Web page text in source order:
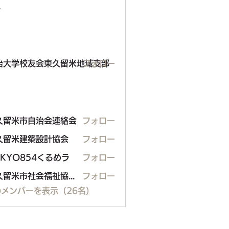
校友会東久留米地域支部
大学校友会東久留米地域支部
フォロー
市自治会連絡会
留米市自治会連絡会 フォロー
建築設計協会
留米建築設計協会 フォロー
くるめラ フォロー
東久留米市社会福祉協議会
フォロー
ンバーを表示（26名）